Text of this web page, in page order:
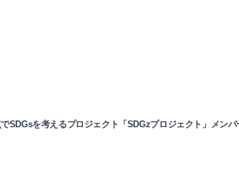
SDGsを考えるプロジェクト「SDGzプロジェクト」メンバ